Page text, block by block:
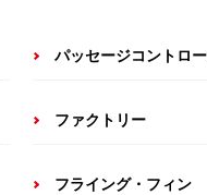
パッセージコントロ
ファクトリー
フライング・フィン